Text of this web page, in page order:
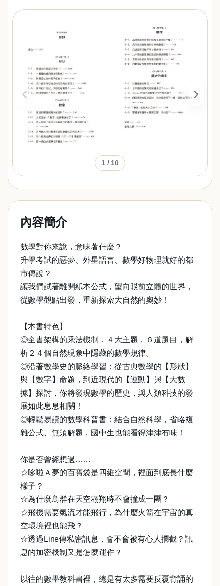
‹ ›
1 / 10
內容簡介
數學對你來說，意味著什麼？
升學考試的惡夢、外星語言、數學好物理就好的都
市傳說？
讓我們試著離開紙本公式，望向眼前立體的世界，
從數學觀點出發，重新探索大自然的奧妙！
【本書特色】
◎全書架構的乘法機制：４大主題，６道題目，解
析２４個自然現象中隱藏的數學規律。
◎沿著數學史的脈絡學習：從古典數學的【形狀】
與【數字】命題，到近現代的【運動】與【大數
據】探討，你將發現數學的歷史，與人類科技的發
展如此息息相關！
◎輕鬆易讀的數學科普書：結合自然科學，省略複
雜公式、無須解題，國中生也能看得津津有味！
你是否曾經想過……
☆哆啦Ａ夢的百寶袋是四維空間，裡面到底長什麼
樣子？
☆為什麼鳥群在天空翱翔時不會撞成一團？
☆飛機需要氣流才能飛行，為什麼火箭在宇宙的真
空環境裡也能飛？
☆透過Line傳私密訊息，會不會被有心人攔截？訊
息的加密機制又是怎麼運作？
以往的數學教科書裡，總是有太多需要反覆背誦的